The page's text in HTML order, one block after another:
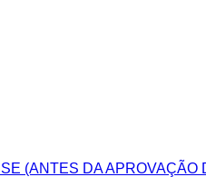
(ANTES DA APROVAÇÃO